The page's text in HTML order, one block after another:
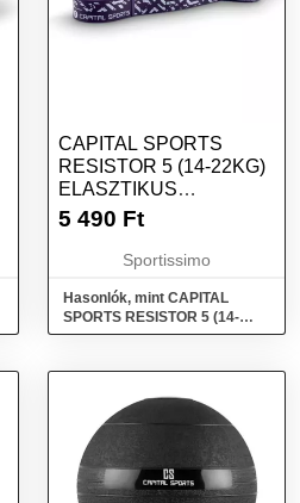
CAPITAL SPORTS
RESISTOR 5 (14-22KG)
ELASZTIKUS
GUMISZALAG, LILA,
5 490 Ft
Sportissimo
Hasonlók, mint CAPITAL
SPORTS RESISTOR 5 (14-
22KG) Elasztikus gumiszalag,